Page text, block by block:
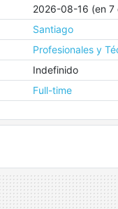
2026-08-16 (en 7
Santiago
Profesionales y
Indefinido
Full-time